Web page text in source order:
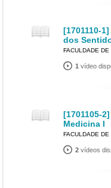
[1701110-
dos
FACULDADE
1 vídeo
[1701105-
Medicina I
FACULDADE
2 vídeos